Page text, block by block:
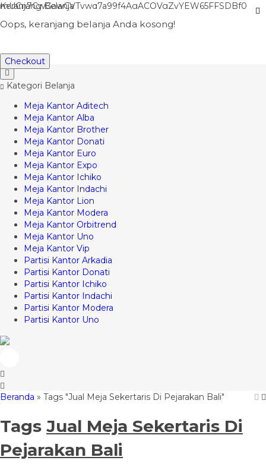
mUCn7CwGawCVTvwq7a99f4AgACOVgZvYEW65FFSDBf0
Kontak
Kategori Belanja
Meja Kantor Aditech
Meja Kantor Alba
Meja Kantor Brother
Meja Kantor Donati
Meja Kantor Euro
Meja Kantor Expo
Meja Kantor Ichiko
Meja Kantor Indachi
Meja Kantor Lion
Meja Kantor Modera
Meja Kantor Orbitrend
Meja Kantor Uno
Meja Kantor Vip
Partisi Kantor Arkadia
Partisi Kantor Donati
Partisi Kantor Ichiko
Partisi Kantor Indachi
Partisi Kantor Modera
Partisi Kantor Uno
Halo, Guest!
Masuk
Keranjang Belanja
Oops, keranjang belanja Anda kosong!
Checkout
Beranda » Tags "Jual Meja Sekertaris Di Pejarakan Bali"
Tags Jual Meja Sekertaris Di
Pejarakan Bali